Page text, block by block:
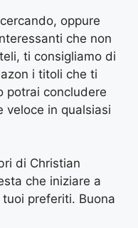
oppure
che non
ti consigliamo di
i titoli che ti
potrai concludere
veloce in qualsiasi
di Christian
che iniziare a
preferiti. Buona